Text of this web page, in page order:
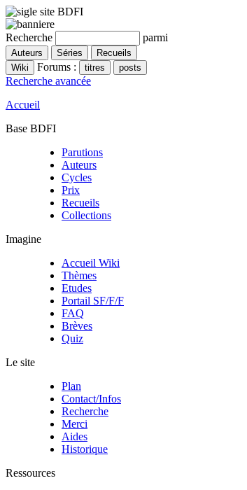
Recherche parmi
Forums :
Recherche avancée
Accueil
Base BDFI
Parutions
Auteurs
Cycles
Prix
Recueils
Collections
Imagine
Accueil Wiki
Thèmes
Etudes
Portail SF/F/F
FAQ
Brèves
Quiz
Le site
Plan
Contact/Infos
Recherche
Merci
Aides
Historique
Ressources